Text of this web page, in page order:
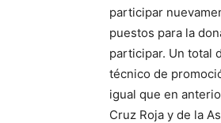
participar
puestos para la
participar. Un total
técnico de
igual que en
Cruz Roja y de la